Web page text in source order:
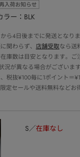
入荷お知らせ
ラー：BLK
ら4日後までに発送となり
関わらず、 店舗受取なら送
庫数は目安となります。
況が異なる場合がございます
税抜¥100毎に1ポイント＝
定セールや送料無料などお
S 在庫なし